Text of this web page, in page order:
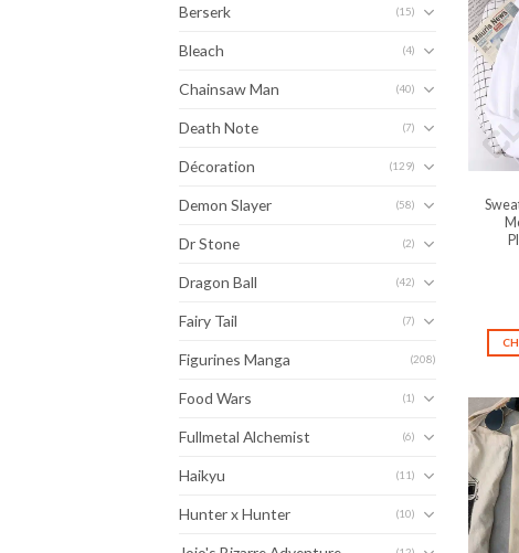
Berserk (15)
Bleach (4)
Chainsaw Man (40)
Death Note (7)
Décoration (129)
Demon Slayer (58)
Dr Stone (2)
Dragon Ball (42)
Fairy Tail (7)
Figurines Manga (208)
Food Wars (1)
Fullmetal Alchemist (6)
Haikyu (11)
Hunter x Hunter (10)